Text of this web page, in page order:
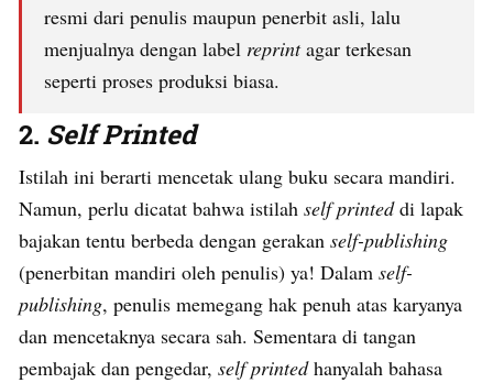
resmi dari penulis maupun penerbit asli, lalu
menjualnya dengan label reprintagar terkesan
seperti proses produksi biasa.
2. Self Printed
Istilah ini berarti mencetak ulang buku secara mandiri.
Namun, perlu dicatat bahwa istilah self printeddi lapak
bajakan tentu berbeda dengan gerakan self-publishing
(penerbitan mandiri oleh penulis) ya! Dalam self-
publishing, penulis memegang hak penuh atas karyanya
dan mencetaknya secara sah. Sementara di tangan
pembajak dan pengedar, self printedhanyalah bahasa